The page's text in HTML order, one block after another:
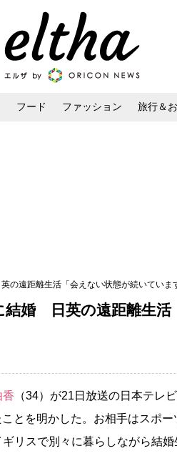
フード ファッション 旅行＆
遠距離生活「会えない状態が続いていま
結婚 日英の遠距離生活
香 （34）が21日放送の日本テレ
とを明かした。お相手はスポー
リスで別々に暮らしながら結婚